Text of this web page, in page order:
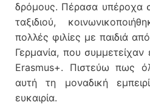
δρόμους. Πέρασα υπέροχα
ταξιδιού,
πολλές φιλίες με παιδιά
Γερμανία, που
Erasmus+. Πιστεύω πως
αυτή τη μοναδική
ευκαιρία.